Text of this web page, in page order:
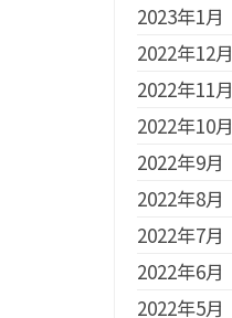
2023年1月
2022年12月
2022年11月
2022年10月
2022年9月
2022年8月
2022年7月
2022年6月
2022年5月